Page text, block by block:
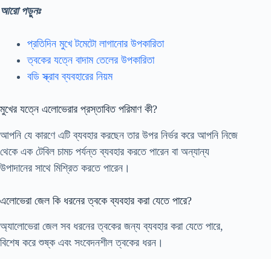
আরো পড়ুনঃ
প্রতিদিন মুখে টমেটো লাগানোর উপকারিতা
ত্বকের যত্নে বাদাম তেলের উপকারিতা
বডি স্ক্রাব ব্যবহারের নিয়ম
মুখের যত্নে এলোভেরার প্রস্তাবিত পরিমাণ কী?
আপনি যে কারণে এটি ব্যবহার করছেন তার উপর নির্ভর করে আপনি নিজে
থেকে এক টেবিল চামচ পর্যন্ত ব্যবহার করতে পারেন বা অন্যান্য
উপাদানের সাথে মিশ্রিত করতে পারেন।
এলোভেরা জেল কি ধরনের ত্বকে ব্যবহার করা যেতে পারে?
অ্যালোভেরা জেল সব ধরনের ত্বকের জন্য ব্যবহার করা যেতে পারে,
বিশেষ করে শুষ্ক এবং সংবেদনশীল ত্বকের ধরন।